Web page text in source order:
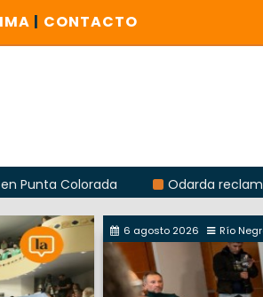
| CONTACTO
Odarda reclamó la
6 agosto 2026 Río